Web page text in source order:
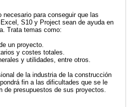
para conseguir que las
S10 y Project sean de ayuda en
Trata temas como:
un proyecto.
y costes totales.
y utilidades, entre otros.
de la industria de la construcción
fin a las dificultades que se le
de presupuestos de sus proyectos.